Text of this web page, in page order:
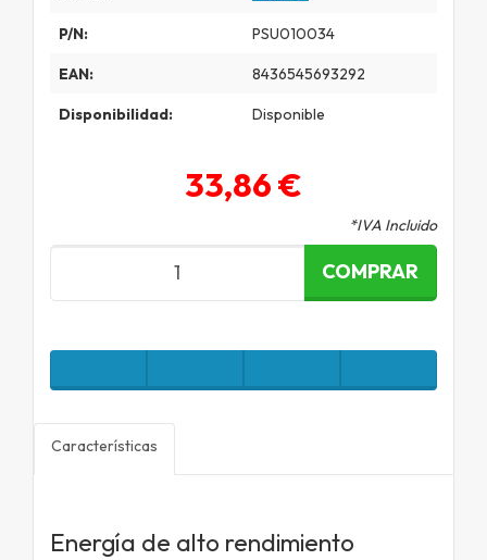
P/N: PSU010034
EAN: 8436545693292
Disponibilidad: Disponible
33,86 €
*IVA Incluido
COMPRAR
Características
Energía de alto rendimiento